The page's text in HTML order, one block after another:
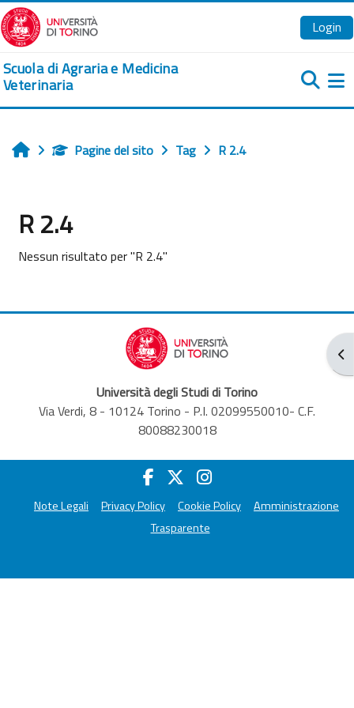
Vai al contenuto principale
Login
Scuola di Agraria e Medicina
Veterinaria
HomePagine del sito Tag R 2.4
R 2.4
Nessun risultato per "R 2.4"
Università degli Studi di Torino
Via Verdi, 8 - 10124 Torino - P.I. 02099550010- C.F.
80088230018
Note Legali Privacy Policy Cookie Policy
Amministrazione
Trasparente